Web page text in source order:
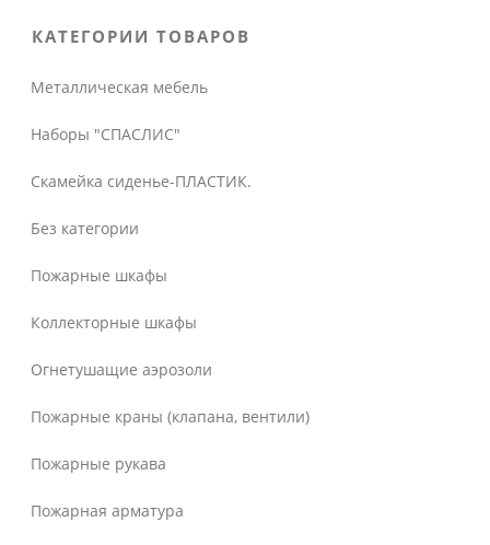
КАТЕГОРИИ ТОВАРОВ
Металлическая мебель
Наборы "СПАСЛИС"
Скамейка сиденье-ПЛАСТИК.
Без категории
Пожарные шкафы
Коллекторные шкафы
Огнетушащие аэрозоли
Пожарные краны (клапана, вентили)
Пожарные рукава
Пожарная арматура